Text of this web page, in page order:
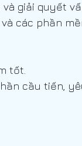
giải quyết
các phần
tốt.
cầu tiến,